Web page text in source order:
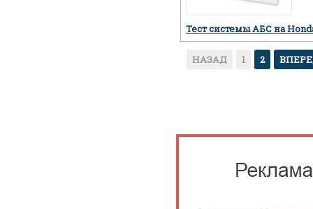
Тест системы АБС на
НАЗАД 1 2